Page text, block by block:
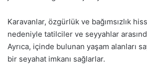
Karavanlar, özgürlük ve bağımsızlık
nedeniyle tatilciler ve seyyahlar
Ayrıca, içinde bulunan yaşam alanları
bir seyahat imkanı sağlarlar.